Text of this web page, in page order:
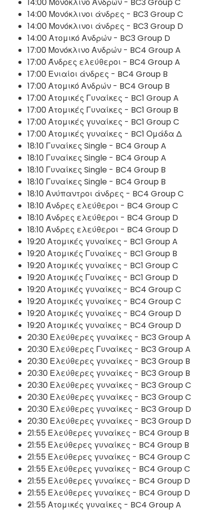
14:00 Μονόκλινο Ανδρών - BC3 Group C
14:00 Μονόκλινοι άνδρες - BC3 Group C
14:00 Μονόκλινοι άνδρες - BC3 Group D
14:00 Ατομικό Ανδρών - BC3 Group D
17:00 Μονόκλινο Ανδρών - BC4 Group A
17:00 Άνδρες ελεύθεροι - BC4 Group A
17:00 Ενιαίοι άνδρες - BC4 Group B
17:00 Ατομικό Ανδρών - BC4 Group B
17:00 Ατομικές Γυναίκες - BC1 Group A
17:00 Ατομικές Γυναίκες - BC1 Group B
17:00 Ατομικές γυναίκες - BC1 Group C
17:00 Ατομικές γυναίκες - BC1 Ομάδα Δ
18:10 Γυναίκες Single - BC4 Group A
18:10 Γυναίκες Single - BC4 Group A
18:10 Γυναίκες Single - BC4 Group B
18:10 Γυναίκες Single - BC4 Group B
18:10 Ανύπαντροι άνδρες - BC4 Group C
18:10 Άνδρες ελεύθεροι - BC4 Group C
18:10 Άνδρες ελεύθεροι - BC4 Group D
18:10 Άνδρες ελεύθεροι - BC4 Group D
19:20 Ατομικές γυναίκες - BC1 Group A
19:20 Ατομικές Γυναίκες - BC1 Group B
19:20 Ατομικές γυναίκες - BC1 Group C
19:20 Ατομικές Γυναίκες - BC1 Group D
19:20 Ατομικές γυναίκες - BC4 Group C
19:20 Ατομικές γυναίκες - BC4 Group C
19:20 Ατομικές γυναίκες - BC4 Group D
19:20 Ατομικές γυναίκες - BC4 Group D
20:30 Ελεύθερες γυναίκες - BC3 Group A
20:30 Ελεύθερες Γυναίκες - BC3 Group A
20:30 Ελεύθερες γυναίκες - BC3 Group B
20:30 Ελεύθερες γυναίκες - BC3 Group B
20:30 Ελεύθερες γυναίκες - BC3 Group C
20:30 Ελεύθερες γυναίκες - BC3 Group C
20:30 Ελεύθερες γυναίκες - BC3 Group D
20:30 Ελεύθερες γυναίκες - BC3 Group D
21:55 Ελεύθερες γυναίκες - BC4 Group B
21:55 Ελεύθερες γυναίκες - BC4 Group B
21:55 Ελεύθερες γυναίκες - BC4 Group C
21:55 Ελεύθερες γυναίκες - BC4 Group C
21:55 Ελεύθερες γυναίκες - BC4 Group D
21:55 Ελεύθερες γυναίκες - BC4 Group D
21:55 Ατομικές γυναίκες - BC4 Group A